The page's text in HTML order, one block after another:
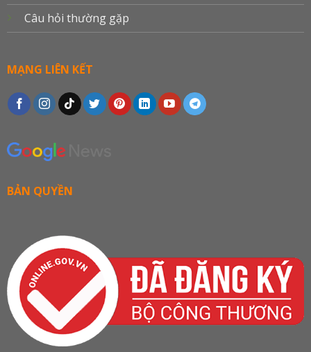
Câu hỏi thường gặp
MẠNG LIÊN KẾT
BẢN QUYỀN